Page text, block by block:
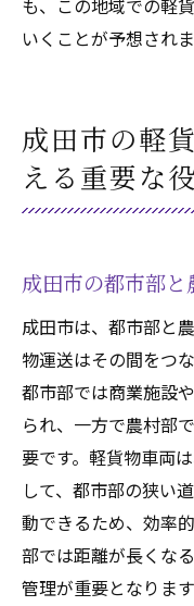
も、この地域での軽
いくことが予想されま
成田市の軽
える重要な
成田市の都市部
成田市は、都市部と
物運送はその間をつ
都市部では商業施設
られ、一方で農村部
要です。軽貨物車両
して、都市部の狭い
動できるため、効率
部では距離が長くな
管理が重要となりま